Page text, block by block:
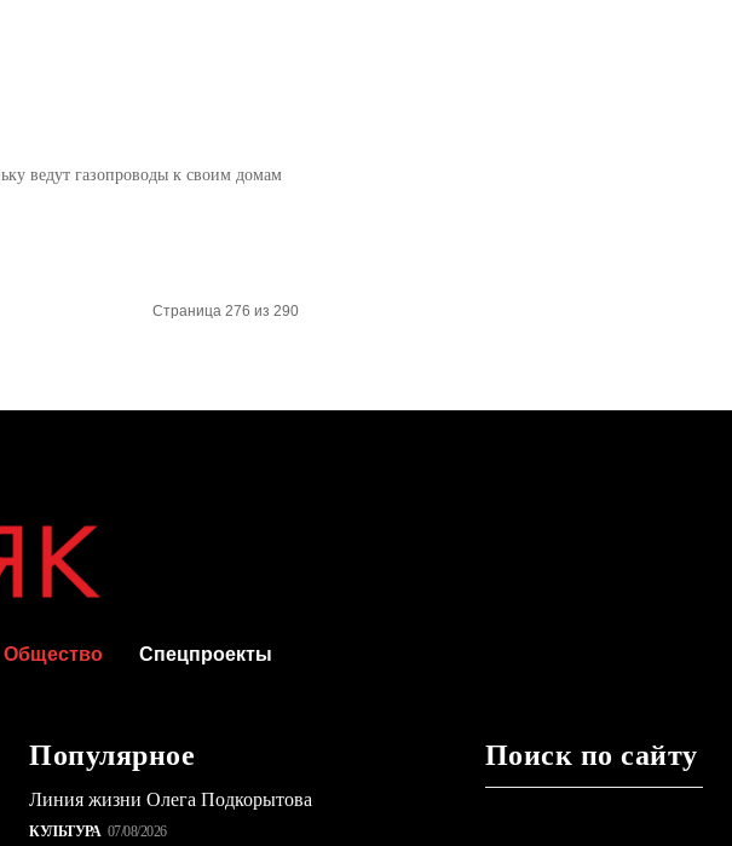
ведут газопро­воды к своим домам
Страница 276 из 290
Общество Спецпроекты
Популярное
Линия жизни Олега Подкорытова
КУЛЬТУРА 07/08/2026
Поиск по сайту